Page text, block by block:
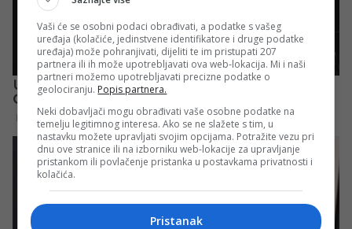
Vaši će se osobni podaci obrađivati, a podatke s vašeg
uređaja (kolačiće, jedinstvene identifikatore i druge podatke
uređaja) može pohranjivati, dijeliti te im pristupati 207
partnera ili ih može upotrebljavati ova web-lokacija. Mi i naši
partneri možemo upotrebljavati precizne podatke o
geolociranju. Popis partnera.
Neki dobavljači mogu obrađivati vaše osobne podatke na
temelju legitimnog interesa. Ako se ne slažete s tim, u
nastavku možete upravljati svojim opcijama. Potražite vezu pri
dnu ove stranice ili na izborniku web-lokacije za upravljanje
pristankom ili povlačenje pristanka u postavkama privatnosti i
kolačića.
Pristanak